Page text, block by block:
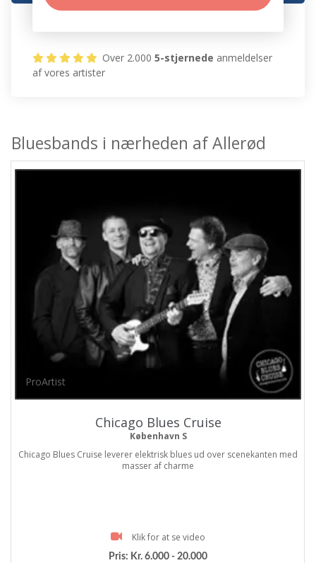
Over 2.0005-stjernede anmeldelser
af vores artister
Bluesbands i nærheden af Allerød
ProArtist
Chicago Blues Cruise
København S
Chicago Blues Cruise leverer elektrisk blues ud over scenekanten med
masser af charme
Klik for at se video
Pris: Kr. 6.000 - 20.000